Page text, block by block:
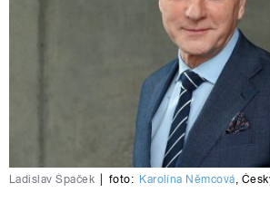
Ladislav Špaček foto: Karolína Němcová,